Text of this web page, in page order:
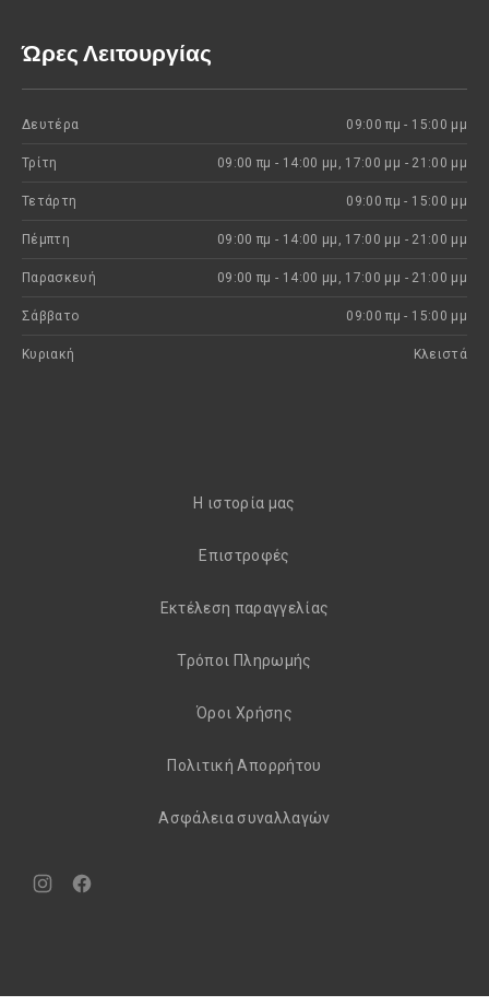
Ώρες Λειτουργίας
Δευτέρα 09:00 πμ - 15:00 μμ
Τρίτη 09:00 πμ - 14:00 μμ, 17:00 μμ - 21:00 μμ
Τετάρτη 09:00 πμ - 15:00 μμ
Πέμπτη 09:00 πμ - 14:00 μμ, 17:00 μμ - 21:00 μμ
Παρασκευή 09:00 πμ - 14:00 μμ, 17:00 μμ - 21:00 μμ
Σάββατο 09:00 πμ - 15:00 μμ
Κυριακή Kλειστά
H ιστορία μας
Eπιστροφές
Εκτέλεση παραγγελίας
Τρόποι Πληρωμής
Όροι Χρήσης
Πολιτική Απορρήτου
Aσφάλεια συναλλαγών
Νέο
Νέο